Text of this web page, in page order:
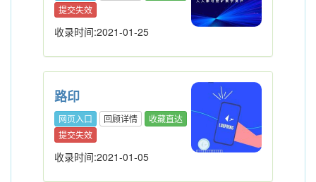
提交失效
收录时间:2021-01-25
路印
网页入口 回顾详情
收藏直达
提交失效
收录时间:2021-01-05